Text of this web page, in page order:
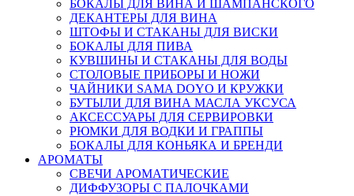
БОКАЛЫ ДЛЯ ВИНА И ШАМПАНСКОГО
ДЕКАНТЕРЫ ДЛЯ ВИНА
ШТОФЫ И СТАКАНЫ ДЛЯ ВИСКИ
БОКАЛЫ ДЛЯ ПИВА
КУВШИНЫ И СТАКАНЫ ДЛЯ ВОДЫ
СТОЛОВЫЕ ПРИБОРЫ И НОЖИ
ЧАЙНИКИ SAMA DOYO И КРУЖКИ
БУТЫЛИ ДЛЯ ВИНА МАСЛА УКСУСА
АКСЕССУАРЫ ДЛЯ СЕРВИРОВКИ
РЮМКИ ДЛЯ ВОДКИ И ГРАППЫ
БОКАЛЫ ДЛЯ КОНЬЯКА И БРЕНДИ
АРОМАТЫ
СВЕЧИ АРОМАТИЧЕСКИЕ
ДИФФУЗОРЫ С ПАЛОЧКАМИ